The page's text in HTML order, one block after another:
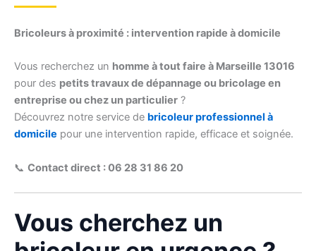
Bricoleurs à proximité : intervention rapide à domicile
Vous recherchez un homme à tout faire à Marseille 13016
pour des petits travaux de dépannage ou bricolage en
entreprise ou chez un particulier ?
Découvrez notre service de bricoleur professionnel à
domicile pour une intervention rapide, efficace et soignée.
📞 Contact direct : 06 28 31 86 20
Vous cherchez un